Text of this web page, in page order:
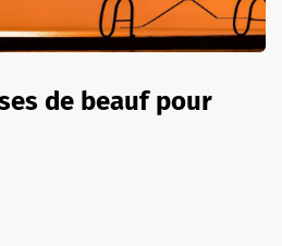
de beauf pour